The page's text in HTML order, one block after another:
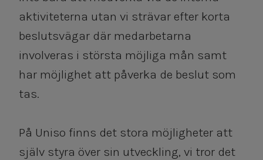
aktiviteterna utan vi strävar efter korta
beslutsvägar där medarbetarna
involveras i största möjliga mån samt
har möjlighet att påverka de beslut som
tas.
På Uniso finns det stora möjligheter att
själv styra över sin utveckling, vi tror det